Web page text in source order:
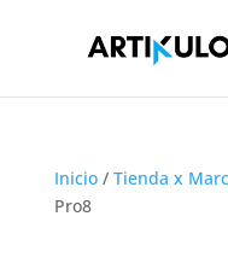
Inicio/ Tienda x
Pro8